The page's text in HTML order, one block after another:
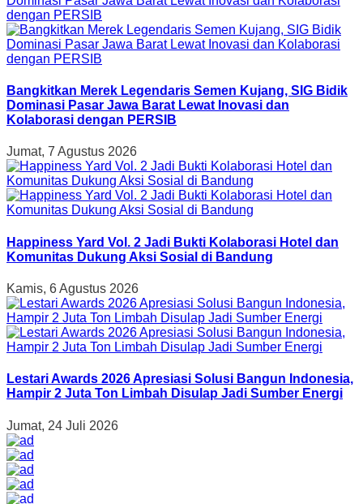
Bangkitkan Merek Legendaris Semen Kujang, SIG Bidik
Dominasi Pasar Jawa Barat Lewat Inovasi dan
Kolaborasi dengan PERSIB
Jumat, 7 Agustus 2026
Happiness Yard Vol. 2 Jadi Bukti Kolaborasi Hotel dan
Komunitas Dukung Aksi Sosial di Bandung
Kamis, 6 Agustus 2026
Lestari Awards 2026 Apresiasi Solusi Bangun Indonesia,
Hampir 2 Juta Ton Limbah Disulap Jadi Sumber Energi
Jumat, 24 Juli 2026